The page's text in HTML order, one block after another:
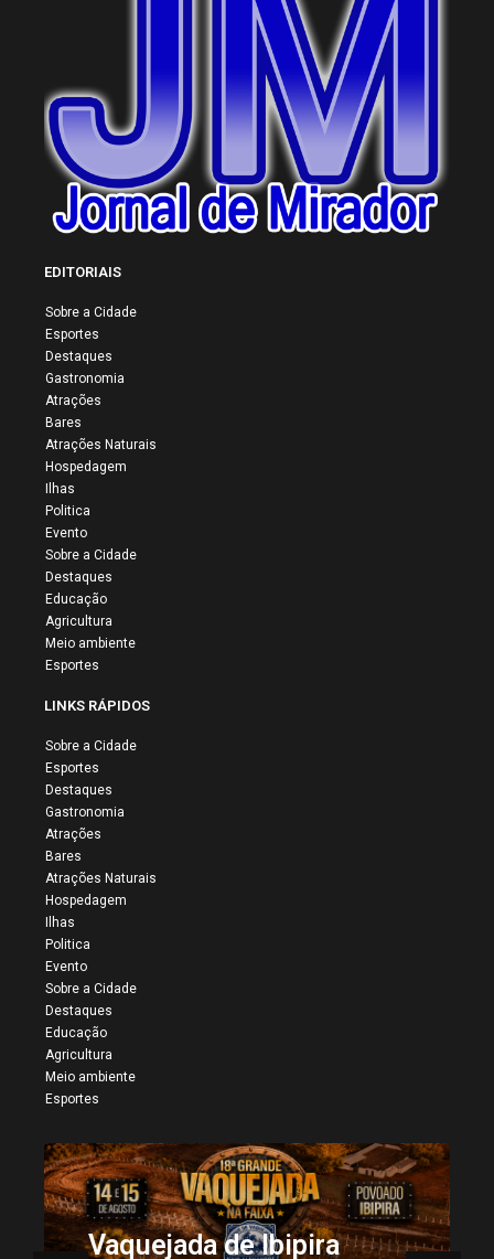
EDITORIAIS
Sobre a Cidade
Esportes
Destaques
Gastronomia
Atrações
Bares
Atrações Naturais
Hospedagem
Ilhas
Politica
Evento
Sobre a Cidade
Destaques
Educação
Agricultura
Meio ambiente
Esportes
LINKS RÁPIDOS
Sobre a Cidade
Esportes
Destaques
Gastronomia
Atrações
Bares
Atrações Naturais
Hospedagem
Ilhas
Politica
Evento
Sobre a Cidade
Destaques
Educação
Agricultura
Meio ambiente
Esportes